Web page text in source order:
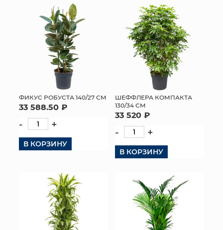
ФИКУС РОБУСТА 140/27 СМ
33 588.50 ₽
- +
В КОРЗИНУ
ШЕФФЛЕРА КОМПАКТА
130/34 СМ
33 520 ₽
- +
В КОРЗИНУ